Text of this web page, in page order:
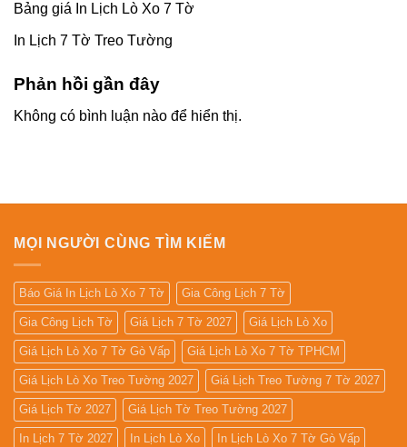
Bảng giá In Lịch Lò Xo 7 Tờ
In Lịch 7 Tờ Treo Tường
Phản hồi gần đây
Không có bình luận nào để hiển thị.
MỌI NGƯỜI CÙNG TÌM KIẾM
Báo Giá In Lịch Lò Xo 7 Tờ Gia Công Lịch 7 Tờ
Gia Công Lịch Tờ Giá Lịch 7 Tờ 2027 Giá Lịch Lò Xo
Giá Lịch Lò Xo 7 Tờ Gò Vấp Giá Lịch Lò Xo 7 Tờ TPHCM
Giá Lịch Lò Xo Treo Tường 2027 Giá Lịch Treo Tường 7 Tờ 2027
Giá Lịch Tờ 2027 Giá Lịch Tờ Treo Tường 2027
In Lịch 7 Tờ 2027 In Lịch Lò Xo In Lịch Lò Xo 7 Tờ Gò Vấp